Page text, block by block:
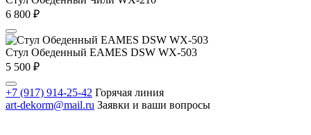
6 800 ₽
Стул Обеденный EAMES DSW WX-503
5 500 ₽
+7 (917) 914-25-42 Горячая линия
art-dekorm@mail.ru Заявки и ваши вопросы